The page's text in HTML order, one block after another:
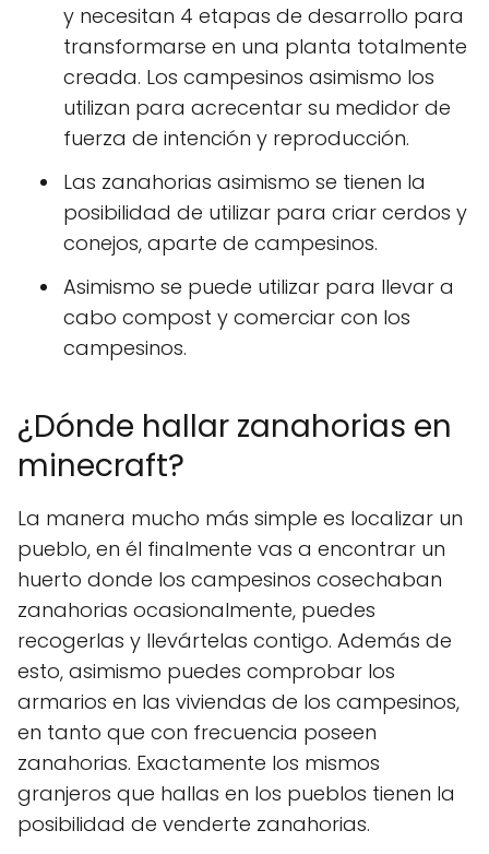
y necesitan 4 etapas de desarrollo para
transformarse en una planta totalmente
creada. Los campesinos asimismo los
utilizan para acrecentar su medidor de
fuerza de intención y reproducción.
Las zanahorias asimismo se tienen la
posibilidad de utilizar para criar cerdos y
conejos, aparte de campesinos.
Asimismo se puede utilizar para llevar a
cabo compost y comerciar con los
campesinos.
¿Dónde hallar zanahorias en
minecraft?
La manera mucho más simple es localizar un
pueblo, en él finalmente vas a encontrar un
huerto donde los campesinos cosechaban
zanahorias ocasionalmente, puedes
recogerlas y llevártelas contigo. Además de
esto, asimismo puedes comprobar los
armarios en las viviendas de los campesinos,
en tanto que con frecuencia poseen
zanahorias. Exactamente los mismos
granjeros que hallas en los pueblos tienen la
posibilidad de venderte zanahorias.